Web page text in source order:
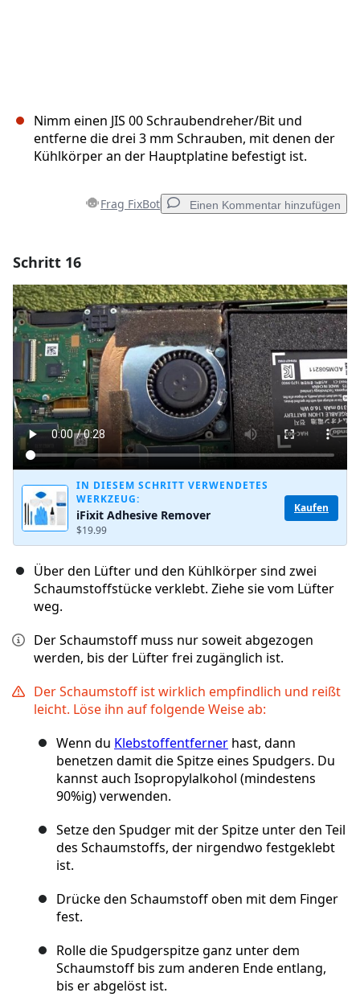
Nimm einen JIS 00 Schraubendreher/Bit und
entferne die drei 3 mm Schrauben, mit denen der
Kühlkörper an der Hauptplatine befestigt ist.
Frag FixBot Einen Kommentar hinzufügen
Kommentar hinzufügen
Abbrechen Kommentieren
Schritt 16
IN DIESEM SCHRITT VERWENDETES
WERKZEUG:
iFixit Adhesive Remover
$19.99
Kaufen
Über den Lüfter und den Kühlkörper sind zwei
Schaumstoffstücke verklebt. Ziehe sie vom Lüfter
weg.
Der Schaumstoff muss nur soweit abgezogen
werden, bis der Lüfter frei zugänglich ist.
Der Schaumstoff ist wirklich empfindlich und reißt
leicht. Löse ihn auf folgende Weise ab:
Wenn du Klebstoffentferner hast, dann
benetzen damit die Spitze eines Spudgers. Du
kannst auch Isopropylalkohol (mindestens
90%ig) verwenden.
Setze den Spudger mit der Spitze unter den Teil
des Schaumstoffs, der nirgendwo festgeklebt
ist.
Drücke den Schaumstoff oben mit dem Finger
fest.
Rolle die Spudgerspitze ganz unter dem
Schaumstoff bis zum anderen Ende entlang,
bis er abgelöst ist.